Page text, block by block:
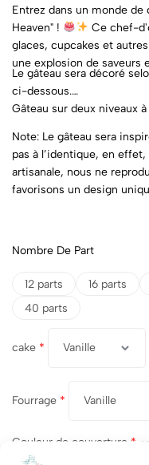
Entrez dans un monde de
Heaven" !
Ce chef-
glaces, cupcakes et
une explosion de saveurs
Le gâteau sera décoré
ci-dessous.
Gâteau sur deux niveaux
Note: Le gâteau sera
pas à l’identique, en
artisanale, nous ne
favorisons un design
Nombre De Part
12 parts 16 parts
40 parts
cake *
Fourrage *
Couleur de couverture *